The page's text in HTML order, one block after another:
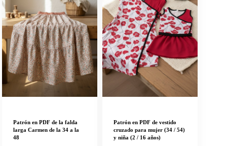
Patrón en PDF de la falda
larga Carmen de la 34 a la
48
Patrón en PDF de vestido
cruzado para mujer (34 / 54)
y niña (2 / 16 años)